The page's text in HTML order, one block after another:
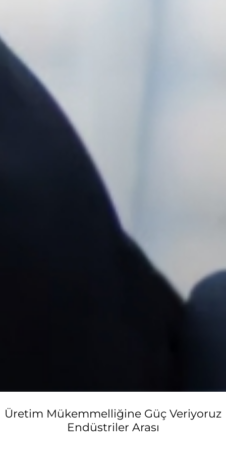
Üretim Mükemmelliğine Güç Veriyoruz
Endüstriler Arası